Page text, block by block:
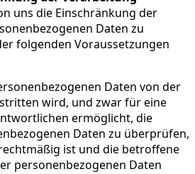
uns die Einschränkung der
Daten zu
folgenden Voraussetzungen
Daten von der
wird, und zwar für eine
ermöglicht, die
Daten zu überprüfen,
ist und die betroffene
personenbezogenen Daten